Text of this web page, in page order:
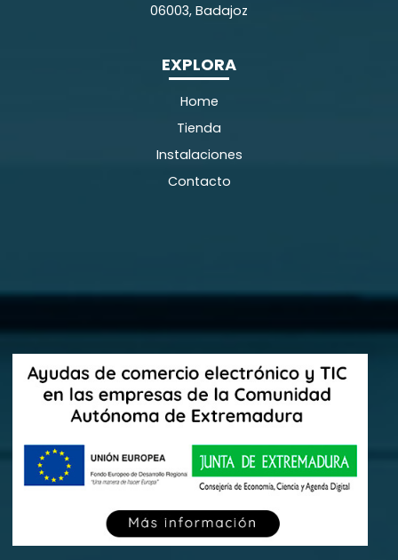
EXPLORA
Home
Tienda
Instalaciones
Contacto
06003, Badajoz